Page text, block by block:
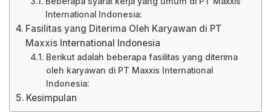
International Indonesia:
Fasilitas yang Diterima Oleh Karyawan di PT
Maxxis International Indonesia
Berikut adalah beberapa fasilitas yang diterima
oleh karyawan di PT Maxxis International
Indonesia:
Kesimpulan